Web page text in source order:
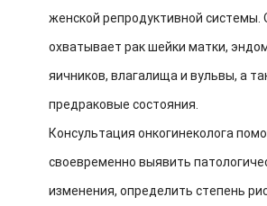
женской репродуктивной системы.
охватывает рак шейки матки,
яичников, влагалища и вульвы, а
предраковые состояния.
Консультация онкогинеколога
своевременно выявить
изменения, определить степень